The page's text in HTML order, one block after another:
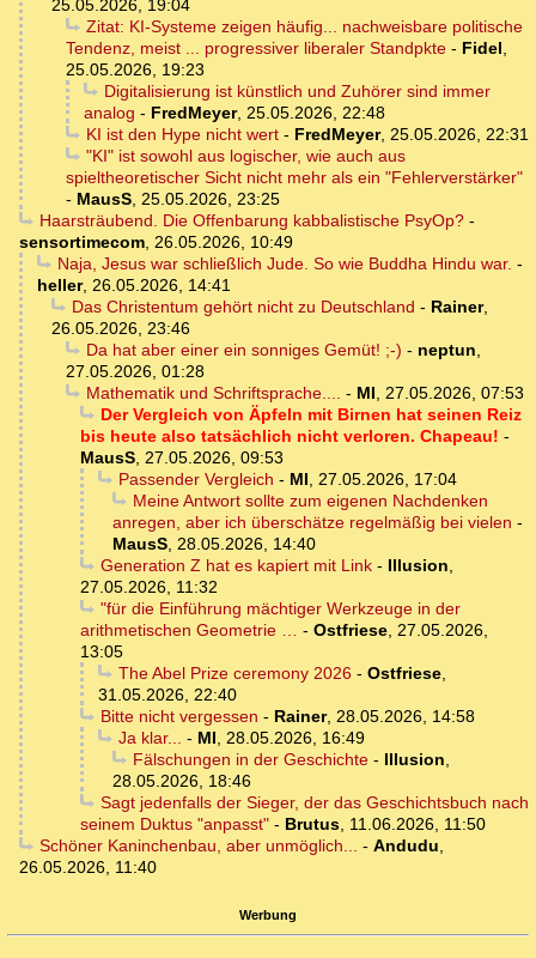
25.05.2026, 19:04
Zitat: KI-Systeme zeigen häufig... nachweisbare politische
Tendenz, meist ... progressiver liberaler Standpkte - Fidel,
25.05.2026, 19:23
Digitalisierung ist künstlich und Zuhörer sind immer
analog - FredMeyer, 25.05.2026, 22:48
KI ist den Hype nicht wert- FredMeyer, 25.05.2026, 22:31
"KI" ist sowohl aus logischer, wie auch aus
spieltheoretischer Sicht nicht mehr als ein "Fehlerverstärker"
- MausS, 25.05.2026, 23:25
Haarsträubend. Die Offenbarung kabbalistische PsyOp?-
sensortimecom, 26.05.2026, 10:49
Naja, Jesus war schließlich Jude. So wie Buddha Hindu war. -
heller, 26.05.2026, 14:41
Das Christentum gehört nicht zu Deutschland - Rainer,
26.05.2026, 23:46
Da hat aber einer ein sonniges Gemüt! ;-) - neptun,
27.05.2026, 01:28
Mathematik und Schriftsprache.... - MI, 27.05.2026, 07:53
Der Vergleich von Äpfeln mit Birnen hat seinen Reiz
bis heute also tatsächlich nicht verloren. Chapeau! -
MausS, 27.05.2026, 09:53
Passender Vergleich - MI, 27.05.2026, 17:04
Meine Antwort sollte zum eigenen Nachdenken
anregen, aber ich überschätze regelmäßig bei vielen -
MausS, 28.05.2026, 14:40
Generation Z hat es kapiert mit Link- Illusion,
27.05.2026, 11:32
"für die Einführung mächtiger Werkzeuge in der
arithmetischen Geometrie … - Ostfriese, 27.05.2026,
13:05
The Abel Prize ceremony 2026- Ostfriese,
31.05.2026, 22:40
Bitte nicht vergessen - Rainer, 28.05.2026, 14:58
Ja klar... - MI, 28.05.2026, 16:49
Fälschungen in der Geschichte- Illusion,
28.05.2026, 18:46
Sagt jedenfalls der Sieger, der das Geschichtsbuch nach
seinem Duktus "anpasst" - Brutus, 11.06.2026, 11:50
Schöner Kaninchenbau, aber unmöglich... - Andudu,
26.05.2026, 11:40
Werbung